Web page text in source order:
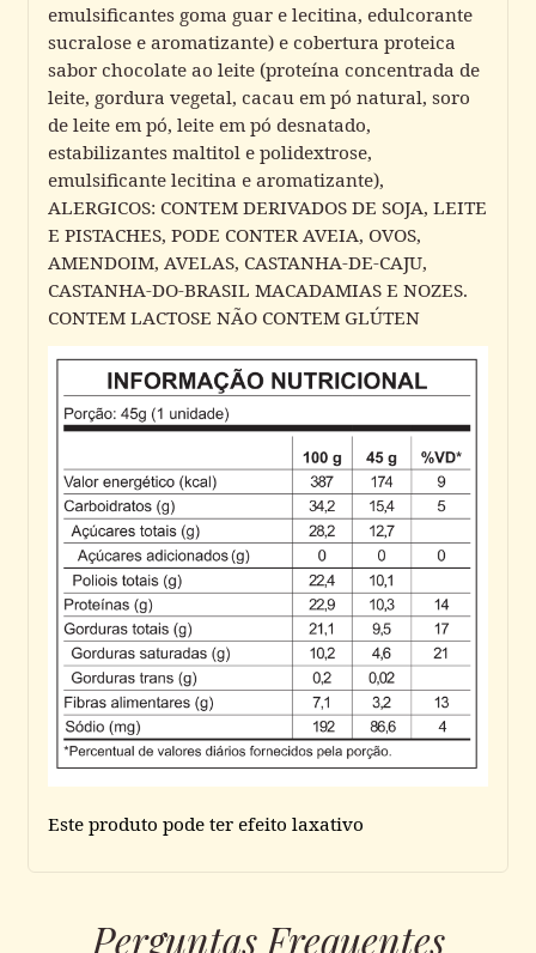
emulsificantes goma guar e lecitina, edulcorante
sucralose e aromatizante) e cobertura proteica
sabor chocolate ao leite (proteína concentrada de
leite, gordura vegetal, cacau em pó natural, soro
de leite em pó, leite em pó desnatado,
estabilizantes maltitol e polidextrose,
emulsificante lecitina e aromatizante),
ALERGICOS: CONTEM DERIVADOS DE SOJA, LEITE
E PISTACHES, PODE CONTER AVEIA, OVOS,
AMENDOIM, AVELAS, CASTANHA-DE-CAJU,
CASTANHA-DO-BRASIL MACADAMIAS E NOZES.
CONTEM LACTOSE NÃO CONTEM GLÚTEN
Este produto pode ter efeito laxativo
Perguntas Frequentes